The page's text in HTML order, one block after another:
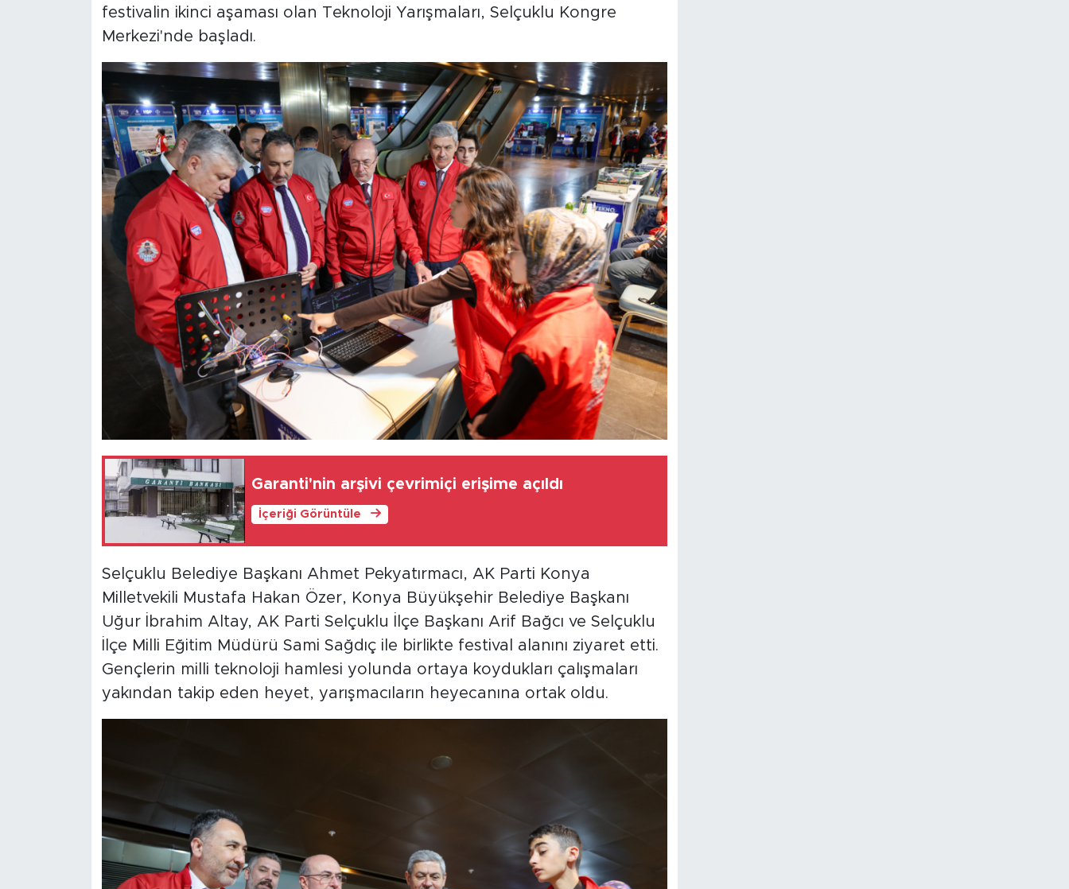
festivalin ikinci aşaması olan Teknoloji Yarışmaları, Selçuklu Kongre
Merkezi'nde başladı.
Garanti'nin arşivi çevrimiçi erişime açıldı
İçeriği Görüntüle
Selçuklu Belediye Başkanı Ahmet Pekyatırmacı, AK Parti Konya
Milletvekili Mustafa Hakan Özer, Konya Büyükşehir Belediye Başkanı
Uğur İbrahim Altay, AK Parti Selçuklu İlçe Başkanı Arif Bağcı ve Selçuklu
İlçe Milli Eğitim Müdürü Sami Sağdıç ile birlikte festival alanını ziyaret etti.
Gençlerin milli teknoloji hamlesi yolunda ortaya koydukları çalışmaları
yakından takip eden heyet, yarışmacıların heyecanına ortak oldu.